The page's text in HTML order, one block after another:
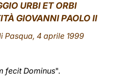
中文
LATINE
URBI ET ORBI
GIOVANNI PAOLO II
Pasqua, 4 aprile 1999
fecit Dominus".